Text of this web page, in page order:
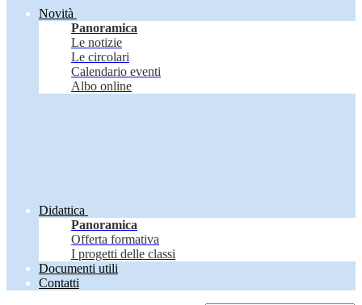
Novità
Panoramica
Le notizie
Le circolari
Calendario eventi
Albo online
Didattica
Panoramica
Offerta formativa
I progetti delle classi
Documenti utili
Contatti